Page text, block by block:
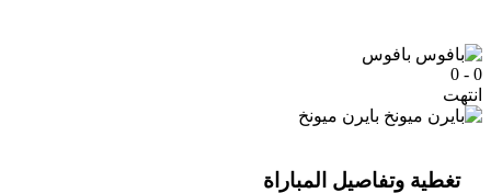
بافوس
0 - 0
انتهت
بايرن ميونخ
تغطية وتفاصيل المباراة